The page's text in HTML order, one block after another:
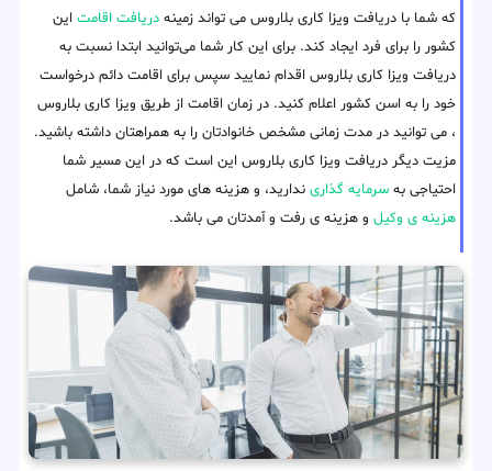
که شما با دریافت ویزا کاری بلاروس می تواند زمینه دریافت اقامت این
کشور را برای فرد ایجاد کند. برای این کار شما می‌توانید ابتدا نسبت به
دریافت ویزا کاری بلاروس اقدام نمایید سپس برای اقامت دائم درخواست
خود را به اسن کشور اعلام کنید. در زمان اقامت از طریق ویزا کاری بلاروس
، می توانید در مدت زمانی مشخص خانوادتان را به همراهتان داشته باشید.
مزیت دیگر دریافت ویزا کاری بلاروس این است که در این مسیر شما
احتیاجی به سرمایه گذاری ندارید، و هزینه های مورد نیاز شما، شامل
هزینه ی وکیل و هزینه ی رفت و آمدتان می باشد.